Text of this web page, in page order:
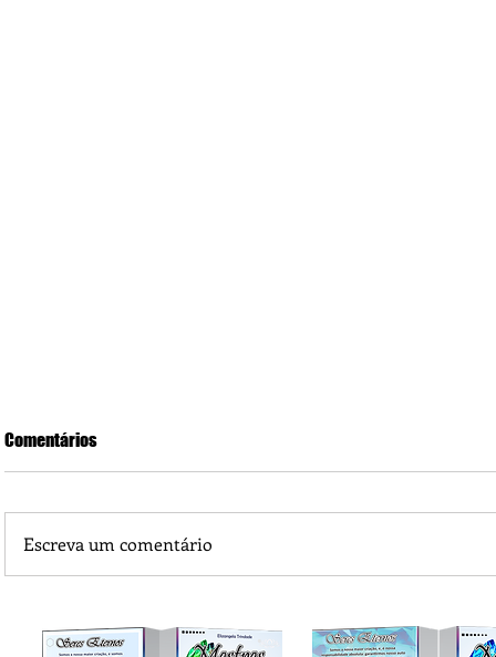
Comentários
Escreva um comentário